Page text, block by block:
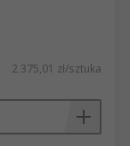
2 375,01 zł/sztuka